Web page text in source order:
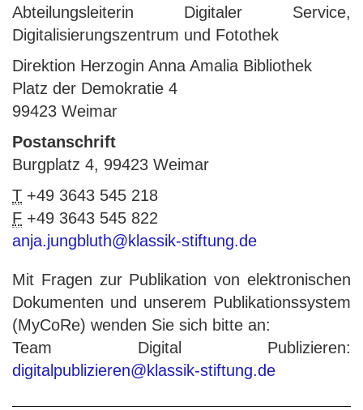
Abteilungsleiterin Digitaler Service,
Digitalisierungszentrum und Fotothek
Direktion Herzogin Anna Amalia Bibliothek
Platz der Demokratie 4
99423 Weimar
Postanschrift
Burgplatz 4, 99423 Weimar
T +49 3643 545 218
F +49 3643 545 822
anja.jungbluth@klassik-stiftung.de
Mit Fragen zur Publikation von elektronischen
Dokumenten und unserem Publikationssystem
(MyCoRe) wenden Sie sich bitte an:
Team Digital Publizieren:
digitalpublizieren@klassik-stiftung.de